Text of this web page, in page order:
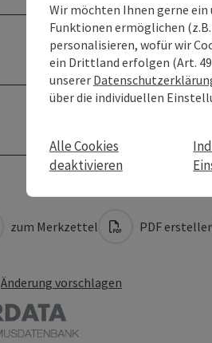
zum Merkzettel PDF
Änderung vorschlagen
Wir möchten Ihnen gerne
Funktionen ermöglichen
personalisieren, wofür wir
ein Drittland erfolgen (Art. 49
unserer
über die individuellen
Alle Cookies
deaktivieren